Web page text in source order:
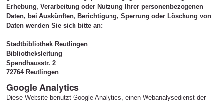
Erhebung, Verarbeitung oder Nutzung Ihrer personenbezogenen
Daten, bei Auskünften, Berichtigung, Sperrung oder Löschung von
Daten wenden Sie sich bitte an:
Stadtbibliothek Reutlingen
Bibliotheksleitung
Spendhausstr. 2
72764 Reutlingen
Google Analytics
Diese Website benutzt Google Analytics, einen Webanalysedienst der